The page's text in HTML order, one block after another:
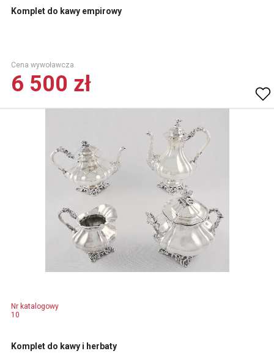
Komplet do kawy empirowy
Cena wywoławcza.
6 500 zł
Nr katalogowy
10
Komplet do kawy i herbaty